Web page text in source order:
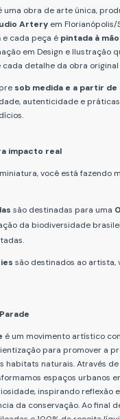
uma obra de arte única,
Artery em Florianópolis/
e cada peça é pintada à mão
em Design e Ilustração
detalhe da obra
sob medida e a partir
autenticidade e
impacto real
você está fazendo
são destinadas para uma
da biodiversidade
são destinados ao artista,
é um movimento artístico
para promover a
habitats naturais. Através
espaços urbanos
inspirando reflexão
da conservação. Ao final